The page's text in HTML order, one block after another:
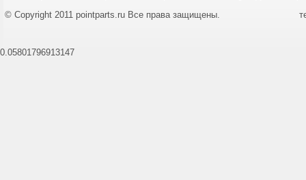
© Copyright 2011 pointparts.ru Все права защищены.
0.05801796913147